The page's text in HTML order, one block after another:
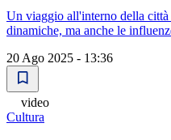
Un viaggio all'interno della città
dinamiche, ma anche le
20 Ago 2025 - 13:36
video
Cultura